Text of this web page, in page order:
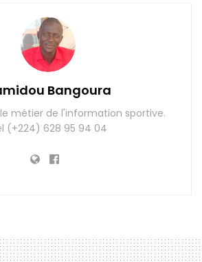
Bangoura
métier de l'information sportive.
(+224) 628 95 94 04